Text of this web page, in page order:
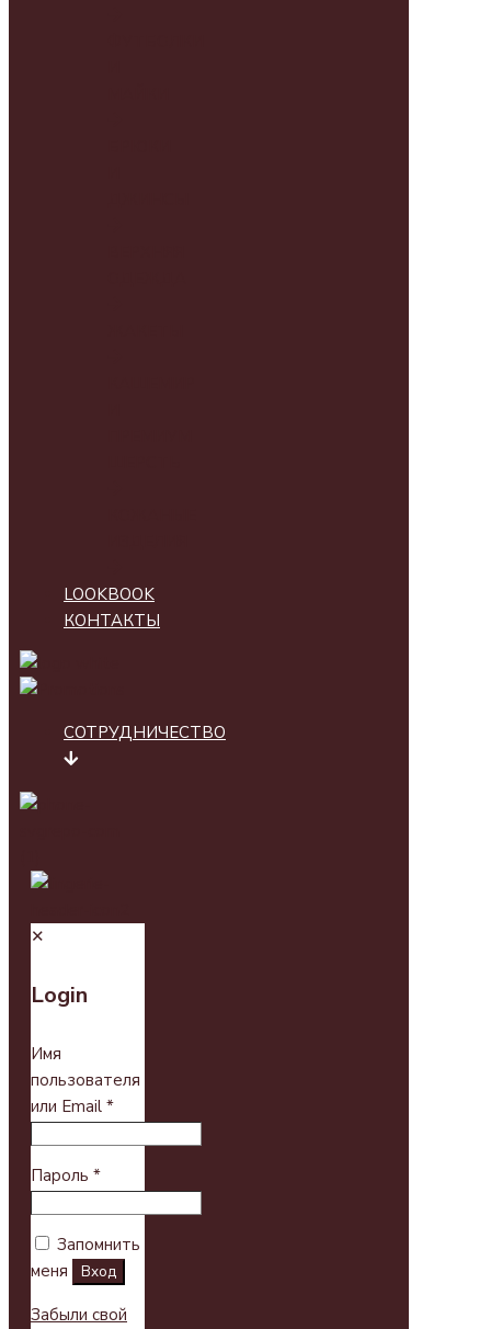
LOOKBOOK
КОНТАКТЫ
СОТРУДНИЧЕСТВО
✕
Login
Имя
пользователя
или Email *
Пароль *
Запомнить
меня
Вход
Забыли свой